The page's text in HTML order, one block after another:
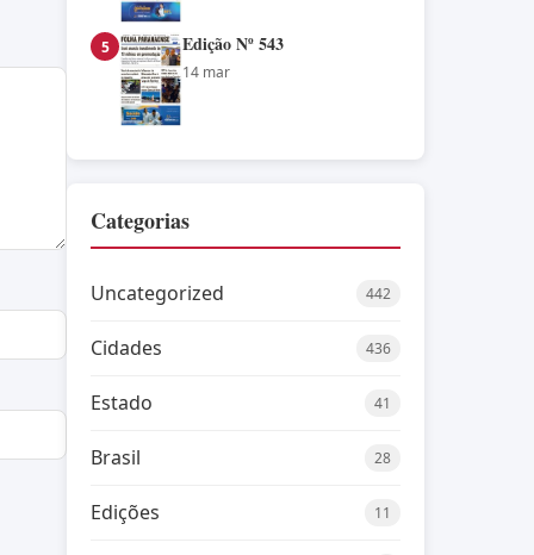
5 Edição Nº 543
14 mar
Categorias
Uncategorized 442
Cidades 436
Estado 41
Brasil 28
Edições 11